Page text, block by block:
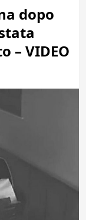
dopo
– VIDEO